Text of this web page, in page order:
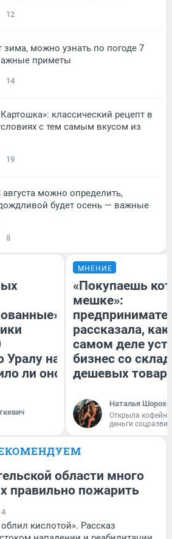
12
зима, можно узнать по погоде 7
приметы
14
классический рецепт в
с тем самым вкусом из
19
августа можно определить,
будет осень — важные
8
Уралу на
ли оно
МНЕНИЕ
«Покупаешь
мешке»:
рассказала, как
самом деле
бизнес со
дешевых
Наталья
Открыла
деньги
области много
правильно пожарить
4
кислотой». Рассказ